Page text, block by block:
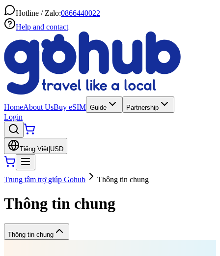
Hotline / Zalo:0866440022
Help and contact
HomeAbout UsBuy eSIM Guide Partnership
Login
Tiếng Việt USD
Trung tâm trợ giúp Gohub Thông tin chung
Thông tin chung
Thông tin chung